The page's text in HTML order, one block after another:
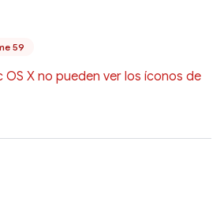
59
OS X no pueden ver los íconos de